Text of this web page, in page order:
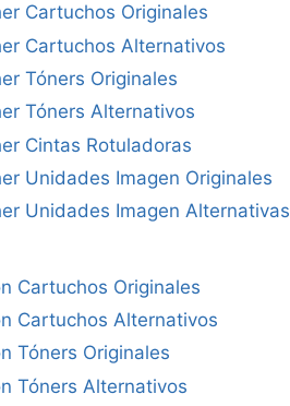
Cartuchos Originales
Cartuchos Alternativos
Tóners Originales
Tóners Alternativos
Cintas Rotuladoras
Unidades Imagen Originales
Unidades Imagen Alternativas
Cartuchos Originales
Cartuchos Alternativos
Tóners Originales
Tóners Alternativos